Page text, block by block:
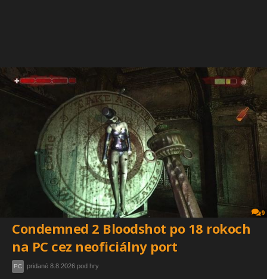
9
Condemned 2 Bloodshot po 18 rokoch
na PC cez neoficiálny port
PC pridané 8.8.2026 pod hry